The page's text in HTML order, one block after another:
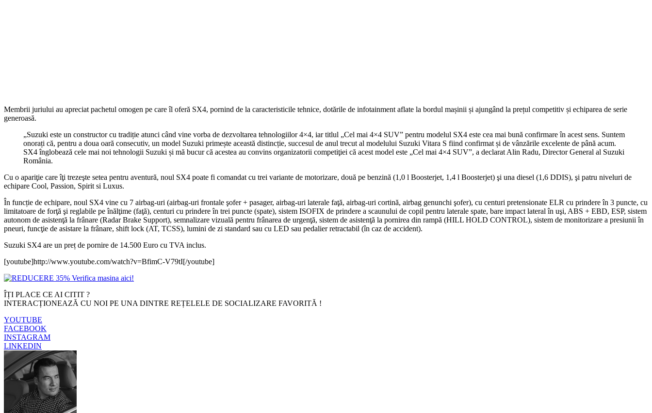
Membrii juriului au apreciat pachetul omogen pe care îl oferă SX4, pornind de la caracteristicile tehnice, dotările de infotainment aflate la bordul mașinii și ajungând la prețul competitiv și echiparea de serie
generoasă.
„Suzuki este un constructor cu tradiție atunci când vine vorba de dezvoltarea tehnologiilor 4×4, iar titlul „Cel mai 4×4 SUV” pentru modelul SX4 este cea mai bună confirmare în acest sens. Suntem
onorați că, pentru a doua oară consecutiv, un model Suzuki primește această distincție, succesul de anul trecut al modelului Suzuki Vitara S fiind confirmat și de vânzările excelente de până acum.
SX4 înglobează cele mai noi tehnologii Suzuki și mă bucur că acestea au convins organizatorii competiţiei că acest model este „Cel mai 4×4 SUV”, a declarat Alin Radu, Director General al Suzuki
România.
Cu o apariţie care îţi trezeşte setea pentru aventură, noul SX4 poate fi comandat cu trei variante de motorizare, două pe benzină (1,0 l Boosterjet, 1,4 l Boosterjet) şi una diesel (1,6 DDIS), şi patru niveluri de
echipare Cool, Passion, Spirit si Luxus.
În funcție de echipare, noul SX4 vine cu 7 airbag-uri (airbag-uri frontale şofer + pasager, airbag-uri laterale faţă, airbag-uri cortină, airbag genunchi şofer), cu centuri pretensionate ELR cu prindere în 3 puncte, cu
limitatoare de forţă şi reglabile pe înălţime (faţă), centuri cu prindere în trei puncte (spate), sistem ISOFIX de prindere a scaunului de copil pentru laterale spate, bare impact lateral în uşi, ABS + EBD, ESP, sistem
autonom de asistenţă la frânare (Radar Brake Support), semnalizare vizuală pentru frânarea de urgenţă, sistem de asistenţă la pornirea din rampă (HILL HOLD CONTROL), sistem de monitorizare a presiunii în
pneuri, funcţie de asistare la frânare, shift lock (AT, TCSS), lumini de zi standard sau cu LED sau pedalier retractabil (în caz de accident).
Suzuki SX4 are un preț de pornire de 14.500 Euro cu TVA inclus.
[youtube]http://www.youtube.com/watch?v=BfimC-V79tI[/youtube]
ÎȚI PLACE CE AI CITIT ?
INTERACȚIONEAZĂ CU NOI PE UNA DINTRE REȚELELE DE SOCIALIZARE FAVORITĂ !
YOUTUBE
FACEBOOK
INSTAGRAM
LINKEDIN